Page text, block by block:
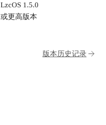
LzcOS 1.5.0
或更高版本
版本历史记录